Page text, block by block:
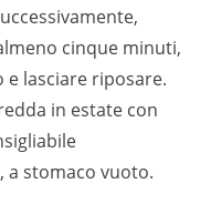
cinque minuti,
lasciare riposare.
in estate con
a stomaco vuoto.